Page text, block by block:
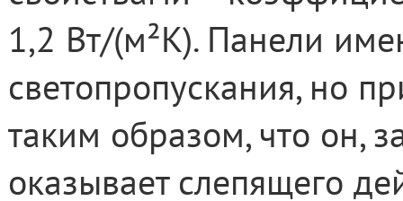
1,2 Вт/(м²K). Панели
светопропускания, но
таким образом, что он,
оказывает слепящего